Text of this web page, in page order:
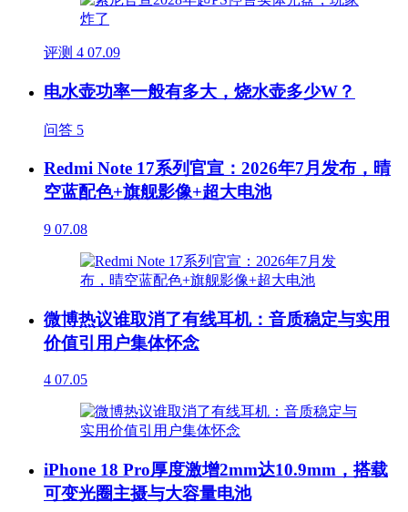
评测 4 07.09
电水壶功率一般有多大，烧水壶多少W？
问答 5
Redmi Note 17系列官宣：2026年7月发布，晴
空蓝配色+旗舰影像+超大电池
9 07.08
微博热议谁取消了有线耳机：音质稳定与实用
价值引用户集体怀念
4 07.05
iPhone 18 Pro厚度激增2mm达10.9mm，搭载
可变光圈主摄与大容量电池